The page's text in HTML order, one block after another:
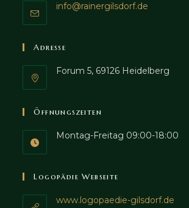
info@rainergilsdorf.de
Adresse
Forum 5, 69126 Heidelberg
Öffnungszeiten
Montag-Freitag 09:00-18:00
Logopädie Webseite
www.logopaedie-gilsdorf.de